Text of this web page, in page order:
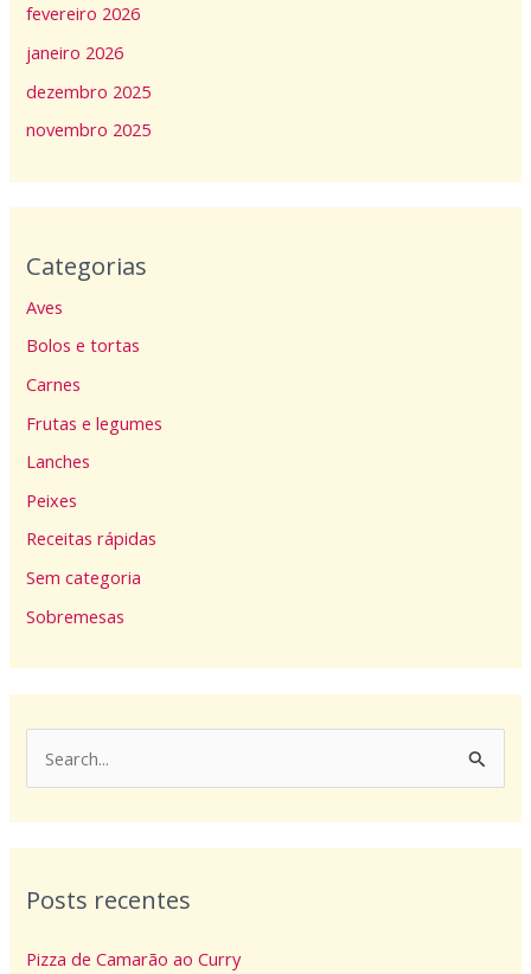
fevereiro 2026
janeiro 2026
dezembro 2025
novembro 2025
Categorias
Aves
Bolos e tortas
Carnes
Frutas e legumes
Lanches
Peixes
Receitas rápidas
Sem categoria
Sobremesas
e
s
u
s
Posts recentes
Pizza de Camarão ao Curry